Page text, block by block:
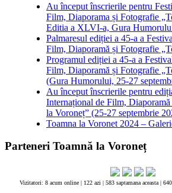
Au început înscrierile pentru
Film, Diaporama și Fotografie
Editia a XLVI-a, Gura
Palmaresul ediției a 45-a a
Film, Diaporamă și Fotografie
Programul ediției a 45-a a
Film, Diaporamă și Fotografie
(Gura Humorului, 25-27
Au început înscrierile pentru
Internațional de Film,
la Voroneț” (25-27 septembrie
Toamna la Voronet 2024 –
Parteneri Toamnă la Voroneț
Vizitatori: 8 acum online | 122 azi | 583 saptamana aceasta |